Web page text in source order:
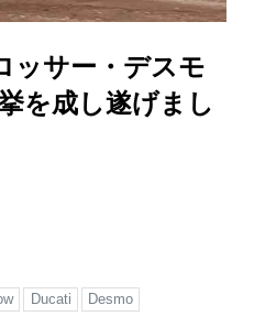
ッサー・デスモ
を成し遂げまし
Ducati Desmo